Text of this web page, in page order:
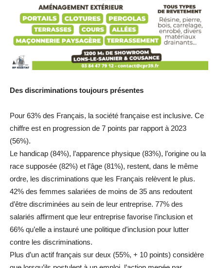
Des discriminations toujours présentes
Pour 63% des Français, la société française est inclusive. Ce
chiffre est en progression de 7 points par rapport à 2023
(56%).
Le handicap (84%), l’apparence physique (83%), l’origine ou la
race supposée (82%) et l’âge (81%), restent, dans le même
ordre, les discriminations que les Français relèvent le plus.
42% des femmes salariées de moins de 35 ans redoutent
d’être discriminées au sein de leur entreprise. 77% des
salariés affirment que leur entreprise favorise l’inclusion et
66% qu’elle a instauré une politique d’inclusion pour lutter
contre les discriminations.
Plus d’un actif français sur deux (55%, + 10 points) considère